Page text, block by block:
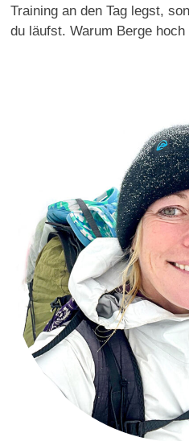
Training an den Tag legst,
du läufst. Warum Berge